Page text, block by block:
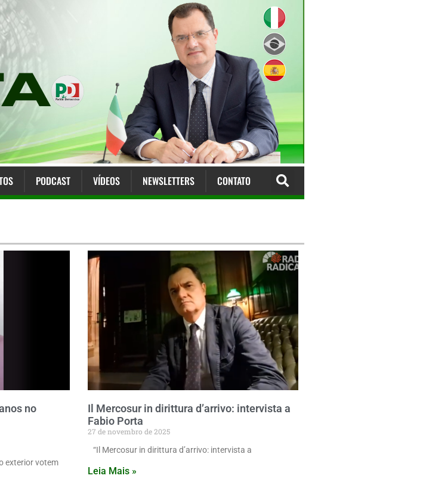
PODCAST VÍDEOS NEWSLETTERS CONTATO
no
exterior votem
Il Mercosur in dirittura d’arrivo: intervista a
Fabio Porta
27 de novembro de 2025
“Il Mercosur in dirittura d’arrivo: intervista a
Leia Mais »